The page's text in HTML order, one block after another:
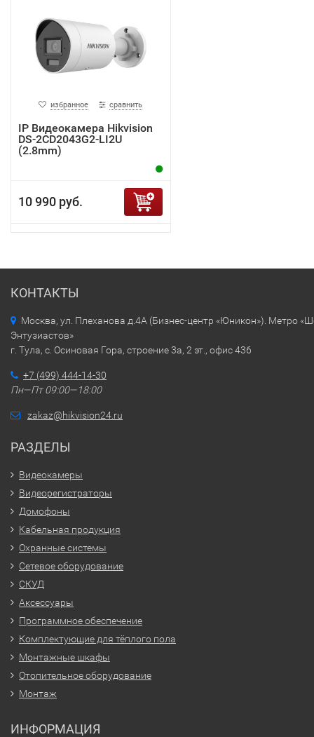
избранное сравнить
IP Видеокамера Hikvision
DS-2CD2043G2-LI2U
(2.8mm)
10 990 руб.
КОНТАКТЫ
Москва, ул. Плеханова д.4А (Бизнес-центр «Юникон»). Метро
Энтузиастов»
г. Тула, с. Осиновая Гора, строение 3а, 2 эт., офис 436
+7 (499) 444-14-30
Пн—Пт 09:00—18:00
zakaz@hikvision24.ru
РАЗДЕЛЫ
Видеокамеры
Видеорегистраторы
Домофоны
Кабельная продукция
Охранные системы
Сетевое оборудование
СКУД
Аксессуары
Программное обеспечение
Комплектующие для тёплого пола
Монтажные шкафы
Отопительное оборудование
Монтаж
ИНФОРМАЦИЯ